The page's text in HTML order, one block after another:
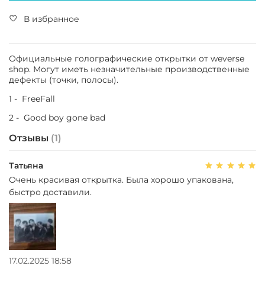
В избранное
Официальные голографические открытки от weverse
shop. Могут иметь незначительные производственные
дефекты (точки, полосы).
1 - FreeFall
2 - Good boy gone bad
Отзывы (1)
Татьяна
Очень красивая открытка. Была хорошо упакована,
быстро доставили.
17.02.2025 18:58